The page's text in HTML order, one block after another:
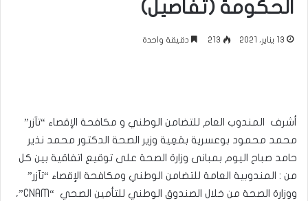
الحكومة (تفاصيل)
13 يناير، 2021 213 دقيقة واحدة
أشرف المندوب العام للتضامن الوطني و مكافحة الإقصاء “تآزر”
محمد محمود بوعسرية بمَعِية وزير الصحة الدكتور محمد نذير
حامد صباح اليوم بمبانى وزارة الصحة على توقيع اتفاقية بين كل
من : المندوبية العامة للتضامن الوطني ومكافحة الإقصاء “تآزر”
ووزارة الصحة من خلال الصندوق الوطني للتأمين الصحي “CNAM”،